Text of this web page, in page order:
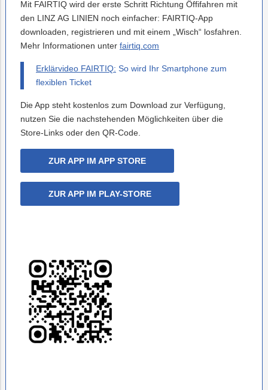
Mit FAIRTIQ wird der erste Schritt Richtung Öffifahren mit
den LINZ AG LINIEN noch einfacher: FAIRTIQ-App
downloaden, registrieren und mit einem „Wisch“ losfahren.
Mehr Informationen unter fairtiq.com
Erklärvideo FAIRTIQ: So wird Ihr Smartphone zum
flexiblen Ticket
Die App steht kostenlos zum Download zur Verfügung,
nutzen Sie die nachstehenden Möglichkeiten über die
Store-Links oder den QR-Code.
ZUR APP IM APP STORE
ZUR APP IM PLAY-STORE